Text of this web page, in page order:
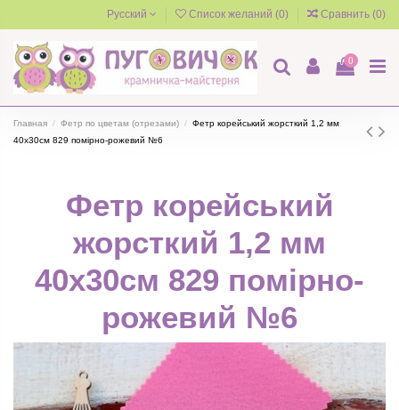
Русский Список желаний (0) Сравнить (0)
0
Главная Фетр по цветам (отрезами)
Фетр корейський жорсткий 1,2 мм
40х30см 829 помірно-рожевий №6
Фетр корейський
жорсткий 1,2 мм
40х30см 829 помірно-
рожевий №6